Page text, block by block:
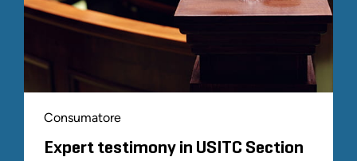
Consumatore
Expert testimony in USITC Section